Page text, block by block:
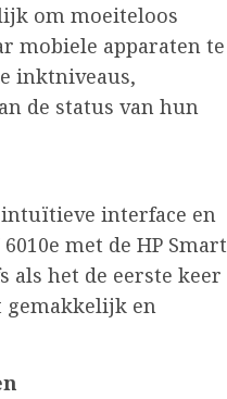
om moeiteloos
mobiele apparaten te
inktniveaus,
de status van hun
interface en
met de HP Smart
als het de eerste keer
en